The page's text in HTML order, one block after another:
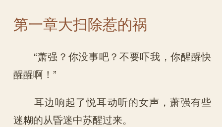
第一章大扫除惹的祸
“萧强？你没事吧？不要吓我，你醒醒快
醒醒啊！”
耳边响起了悦耳动听的女声，萧强有些
迷糊的从昏迷中苏醒过来。